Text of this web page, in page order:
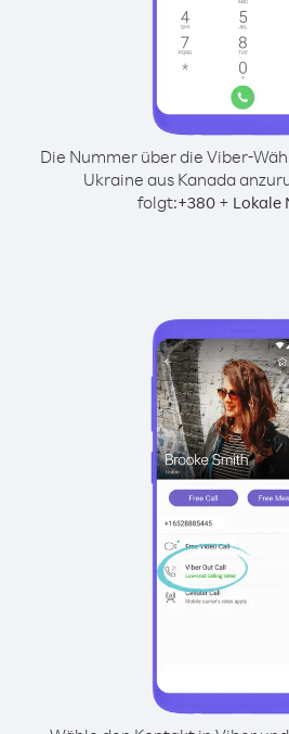
Die Nummer über die Viber-
Ukraine aus Kanada
folgt:+380+ Lokale